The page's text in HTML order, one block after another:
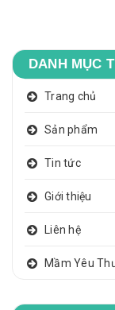
DANH MỤC
Trang chủ
Sản phẩm
Tin tức
Giới thiệu
Liên hệ
Mầm Yêu